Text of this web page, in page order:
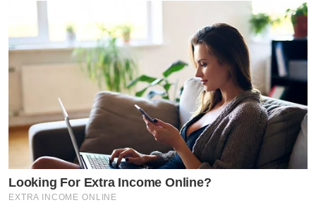
Looking For Extra Income Online?
EXTRA INCOME ONLINE